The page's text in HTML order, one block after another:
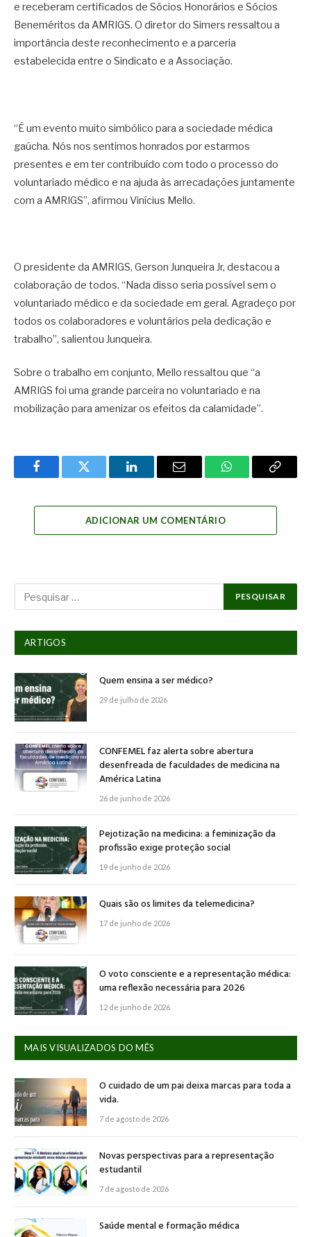
e receberam certificados de Sócios Honorários e Sócios
Beneméritos da AMRIGS. O diretor do Simers ressaltou a
importância deste reconhecimento e a parceria
estabelecida entre o Sindicato e a Associação.
“É um evento muito simbólico para a sociedade médica
gaúcha. Nós nos sentimos honrados por estarmos
presentes e em ter contribuído com todo o processo do
voluntariado médico e na ajuda às arrecadações juntamente
com a AMRIGS”, afirmou Vinícius Mello.
O presidente da AMRIGS, Gerson Junqueira Jr, destacou a
colaboração de todos. “Nada disso seria possível sem o
voluntariado médico e da sociedade em geral. Agradeço por
todos os colaboradores e voluntários pela dedicação e
trabalho”, salientou Junqueira.
Sobre o trabalho em conjunto, Mello ressaltou que “a
AMRIGS foi uma grande parceira no voluntariado e na
mobilização para amenizar os efeitos da calamidade”.
FacebookTwitter LinkedInEmail WhatsAppCopy
ADICIONAR UM COMENTÁRIO
ARTIGOS
Quem ensina a ser médico?
29 de julho de 2026
CONFEMEL faz alerta sobre abertura
desenfreada de faculdades de medicina na
América Latina
26 de junho de 2026
Pejotização na medicina: a feminização da
profissão exige proteção social
19 de junho de 2026
Quais são os limites da telemedicina?
17 de junho de 2026
O voto consciente e a representação médica:
uma reflexão necessária para 2026
12 de junho de 2026
MAIS VISUALIZADOS DO MÊS
O cuidado de um pai deixa marcas para toda a
vida.
7 de agosto de 2026
Novas perspectivas para a representação
estudantil
7 de agosto de 2026
Saúde mental e formação médica